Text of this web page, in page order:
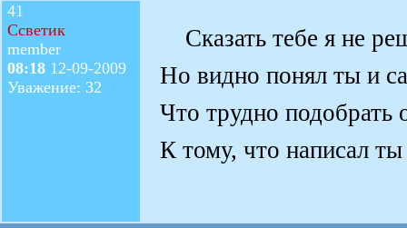
41
Ссветик
member
08:18 12-09-2009
Уважение: 32
Сказать тебе я не
Но видно понял ты и
Что трудно подобрать
К тому, что написал